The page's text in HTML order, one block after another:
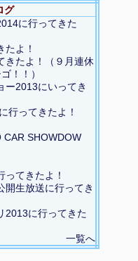
グ
に行ってきた
たよ！
きたよ！（９月連休
！！）
ー2013にいってき
行ってきたよ！
CAR SHOWDOW
ってきたよ！
開生放送に行ってき
2013に行ってきた
一覧へ